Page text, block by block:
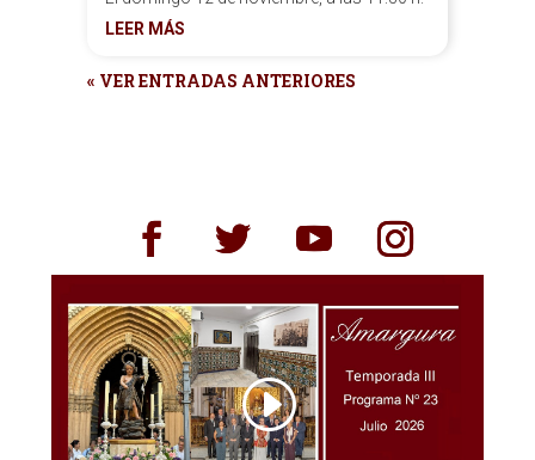
LEER MÁS
« VER ENTRADAS ANTERIORES